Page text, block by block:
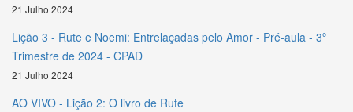
21 Julho 2024
Lição 3 - Rute e Noemi: Entrelaçadas pelo Amor - Pré-aula - 3º
Trimestre de 2024 - CPAD
21 Julho 2024
AO VIVO - Lição 2: O livro de Rute